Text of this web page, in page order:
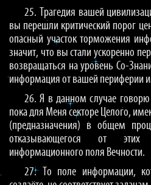
25. Трагедия вашей
вы перешли критический порог
опасный участок торможения
значит, что вы стали ускоренно
возвращаться на уровень Со-
информация от вашей периферии
26. Я в данном случае говорю
пока для Меня секторе Целого,
(предназначения) в общем
отказывающегося от
информационного поля Вечности.
27. То поле информации,